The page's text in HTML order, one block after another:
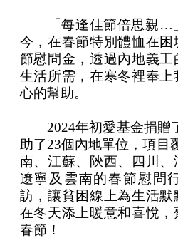
「每逢佳節倍思親…
今，在春節特別體恤在
節慰問金，透過內地義
生活所需，在寒冬裡奉
心的幫助。
2024年初愛基金捐贈
助了23個內地單位，項目
南、江蘇、陝西、四川、
遼寧及雲南的春節慰問
訪，讓貧困線上為生活默
在冬天添上暖意和喜悅
春節！